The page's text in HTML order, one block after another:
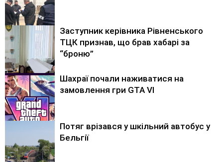
Заступник керівника Рівненського
ТЦК признав, що брав хабарі за
“броню”
Шахраї почали наживатися на
замовлення гри GTA VI
Потяг врізався у шкільний автобус у
Бельгії